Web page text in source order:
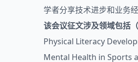
学者分享技术进步和业务
该会议征文涉及领域包括
Physical Literacy
Mental Health in Sports